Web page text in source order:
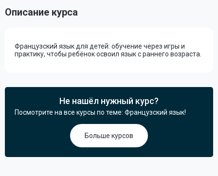
Описание курса
Французский язык для детей: обучение через игры и
практику, чтобы ребёнок освоил язык с раннего возраста.
Не нашёл нужный курс?
Посмотрите на все курсы по теме: Французский язык!
Больше курсов